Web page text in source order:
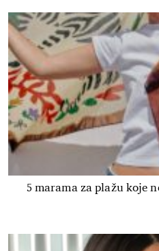
5 marama za plažu koje